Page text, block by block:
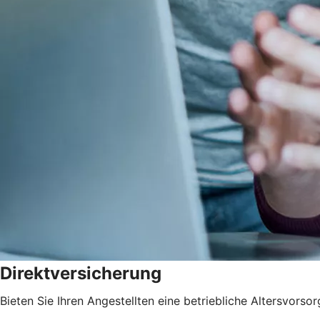
Direktversicherung
Bieten Sie Ihren Angestellten eine betriebliche